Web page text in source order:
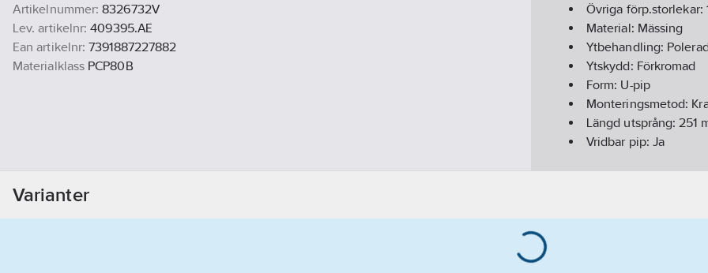
Artikelnummer: 8326732V
Lev. artikelnr: 409395.AE
Ean artikelnr: 7391887227882
Materialklass PCP80B
Övriga förp.storlekar:
Material: Mässing
Ytbehandling:
Ytskydd: Förkromad
Form: U-pip
Monteringsmetod:
Längd utsprång:251
Vridbar pip:Ja
Riktbart munstycke:
Varianter